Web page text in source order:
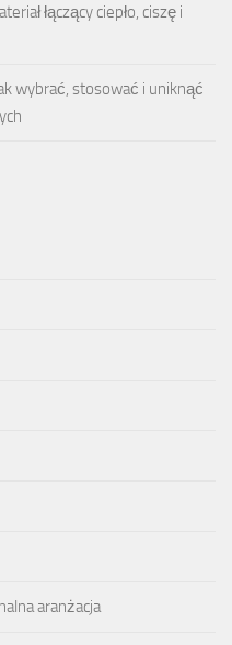
łączący ciepło, ciszę i
wybrać, stosować i uniknąć
aranżacja